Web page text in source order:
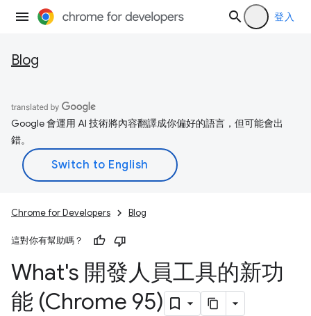
登入
Blog
Google 會運用 AI 技術將內容翻譯成你偏好的語言，但可能會出
錯。
Chrome for Developers Blog
這對你有幫助嗎？
What's 開發人員工具的新功
能 (Chrome 95)